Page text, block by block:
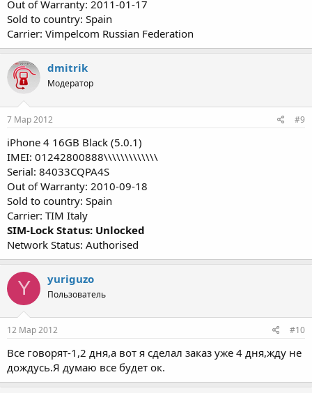
Out of Warranty: 2011-01-17
Sold to country: Spain
Carrier: Vimpelcom Russian Federation
dmitrik
Модератор
7 Мар 2012 #9
iPhone 4 16GB Black (5.0.1)
IMEI: 01242800888\\\\\\\\\\\\\
Serial: 84033CQPA4S
Out of Warranty: 2010-09-18
Sold to country: Spain
Carrier: TIM Italy
SIM-Lock Status: Unlocked
Network Status: Authorised
Y yuriguzo
Пользователь
12 Мар 2012 #10
Все говорят-1,2 дня,а вот я сделал заказ уже 4 дня,жду не
дождусь.Я думаю все будет ок.